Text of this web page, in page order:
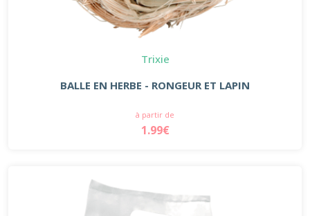
Trixie
BALLE EN HERBE - RONGEUR ET LAPIN
à partir de
1.99€